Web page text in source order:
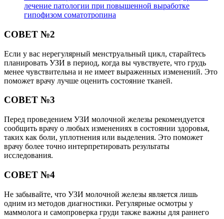
лечение патологии при повышенной выработке
гипофизом соматотропина
СОВЕТ №2
Если у вас нерегулярный менструальный цикл, старайтесь
планировать УЗИ в период, когда вы чувствуете, что грудь
менее чувствительна и не имеет выраженных изменений. Это
поможет врачу лучше оценить состояние тканей.
СОВЕТ №3
Перед проведением УЗИ молочной железы рекомендуется
сообщить врачу о любых изменениях в состоянии здоровья,
таких как боли, уплотнения или выделения. Это поможет
врачу более точно интерпретировать результаты
исследования.
СОВЕТ №4
Не забывайте, что УЗИ молочной железы является лишь
одним из методов диагностики. Регулярные осмотры у
маммолога и самопроверка груди также важны для раннего